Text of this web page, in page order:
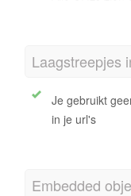
Laagstreepjes
Je gebruikt
in je url's
Embedded